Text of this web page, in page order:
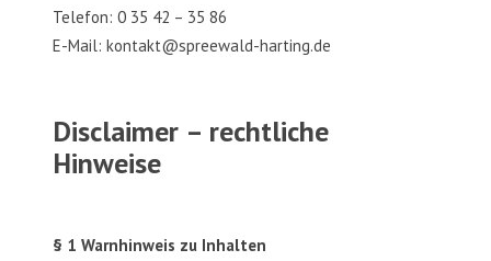
Telefon: 0 35 42 – 35 86
E-Mail: kontakt@spreewald-harting.de
Disclaimer – rechtliche
Hinweise
§ 1 Warnhinweis zu Inhalten